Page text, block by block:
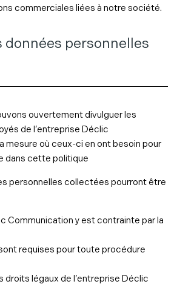
commerciales liées à notre société.
données personnelles
ouvertement divulguer les
de l’entreprise Déclic
mesure où ceux-ci en ont besoin pour
dans cette politique
personnelles collectées pourront être
Communication y est contrainte par la
requises pour toute procédure
légaux de l’entreprise Déclic